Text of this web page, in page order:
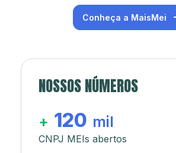
Conheça a MaisMei
NOSSOS NÚMEROS
+ 120 mil
CNPJ MEIs abertos